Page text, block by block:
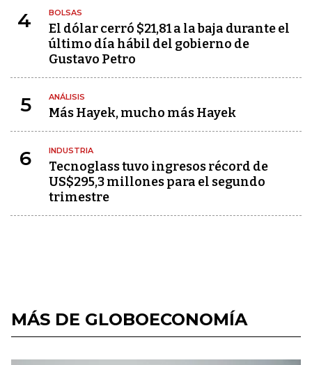
4 BOLSAS
El dólar cerró $21,81 a la baja durante el
último día hábil del gobierno de
Gustavo Petro
5 ANÁLISIS
Más Hayek, mucho más Hayek
6 INDUSTRIA
Tecnoglass tuvo ingresos récord de
US$295,3 millones para el segundo
trimestre
MÁS DE GLOBOECONOMÍA